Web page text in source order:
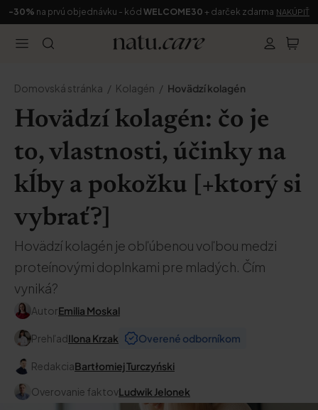
-30% na prvú objednávku - kód WELCOME30 + darček zdarma NAKÚPIŤ
Domovská stránka Kolagén Hovädzí kolagén
Hovädzí kolagén: čo je
to, vlastnosti, účinky na
kĺby a pokožku [+ktorý si
vybrať?]
Hovädzí kolagén je obľúbenou voľbou medzi
proteínovými doplnkami pre mladých. Čím
vyniká?
AutorEmilia Moskal
PrehľadIlona Krzak Overené odborníkom
RedakciaBartłomiej Turczyński
Overovanie faktovLudwik Jelonek